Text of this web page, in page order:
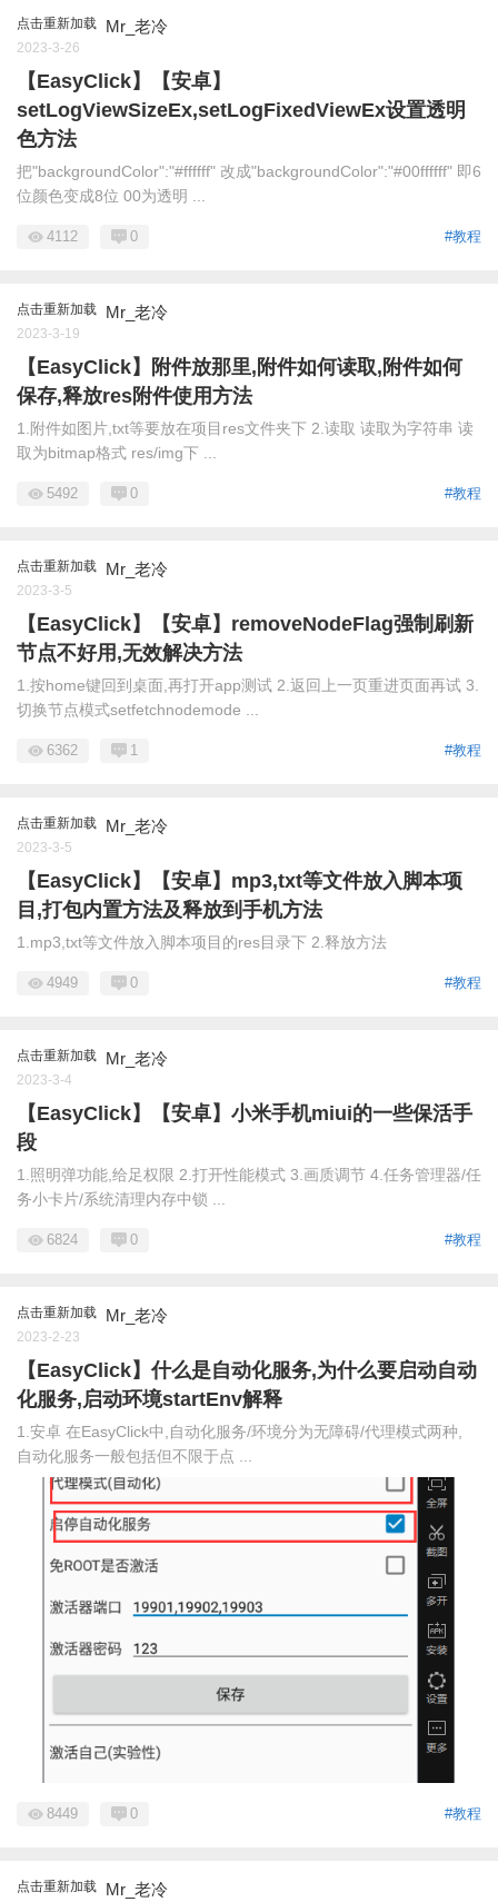
点击重新加载 Mr_老冷
2023-3-26
【EasyClick】【安卓】
setLogViewSizeEx,setLogFixedViewEx设置透明
色方法
把"backgroundColor":"#ffffff" 改成"backgroundColor":"#00ffffff" 即6
位颜色变成8位 00为透明 ...
#教程
4112 0
点击重新加载 Mr_老冷
2023-3-19
【EasyClick】附件放那里,附件如何读取,附件如何
保存,释放res附件使用方法
1.附件如图片,txt等要放在项目res文件夹下 2.读取 读取为字符串 读
取为bitmap格式 res/img下 ...
#教程
5492 0
点击重新加载 Mr_老冷
2023-3-5
【EasyClick】【安卓】removeNodeFlag强制刷新
节点不好用,无效解决方法
1.按home键回到桌面,再打开app测试 2.返回上一页重进页面再试 3.
切换节点模式setfetchnodemode ...
#教程
6362 1
点击重新加载 Mr_老冷
2023-3-5
【EasyClick】【安卓】mp3,txt等文件放入脚本项
目,打包内置方法及释放到手机方法
1.mp3,txt等文件放入脚本项目的res目录下 2.释放方法
#教程
4949 0
点击重新加载 Mr_老冷
2023-3-4
【EasyClick】【安卓】小米手机miui的一些保活手
段
1.照明弹功能,给足权限 2.打开性能模式 3.画质调节 4.任务管理器/任
务小卡片/系统清理内存中锁 ...
#教程
6824 0
点击重新加载 Mr_老冷
2023-2-23
【EasyClick】什么是自动化服务,为什么要启动自动
化服务,启动环境startEnv解释
1.安卓 在EasyClick中,自动化服务/环境分为无障碍/代理模式两种,
自动化服务一般包括但不限于点 ...
#教程
8449 0
点击重新加载 Mr_老冷